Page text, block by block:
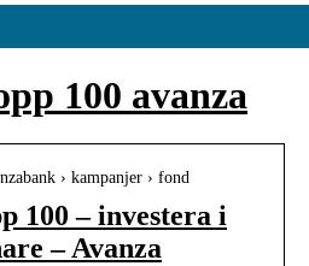
100 avanza
› kampanjer › fond
100 – investera i
– Avanza